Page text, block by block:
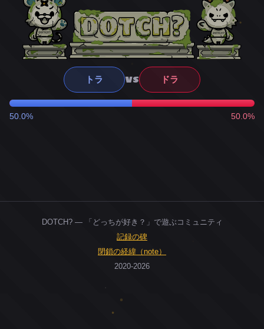
トラ VS ドラ
50.0% 50.0%
DOTCH? — 「どっちが好き？」で遊ぶコミュニティ
記録の碑
閉鎖の経緯（note）
2020-2026